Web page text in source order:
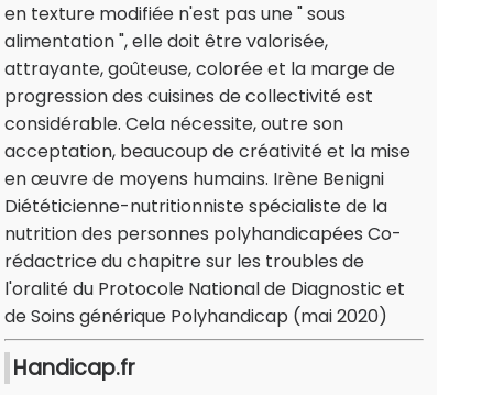
en texture modifiée n'est pas une " sous
alimentation ", elle doit être valorisée,
attrayante, goûteuse, colorée et la marge de
progression des cuisines de collectivité est
considérable. Cela nécessite, outre son
acceptation, beaucoup de créativité et la mise
en œuvre de moyens humains. Irène Benigni
Diététicienne-nutritionniste spécialiste de la
nutrition des personnes polyhandicapées Co-
rédactrice du chapitre sur les troubles de
l'oralité du Protocole National de Diagnostic et
de Soins générique Polyhandicap (mai 2020)
Handicap.fr